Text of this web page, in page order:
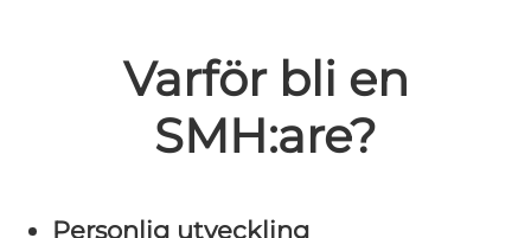
Varför bli en
SMH:are?
Personlig utveckling